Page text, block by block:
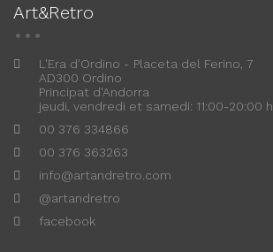
Art&Retro
L'Era d'Ordino - Placeta del Ferino, 7
AD300 Ordino
Principat d'Andorra
jeudi, vendredi et samedi: 11:00-20:00
00 376 334866
00 376 363263
info@artandretro.com
@artandretro
facebook